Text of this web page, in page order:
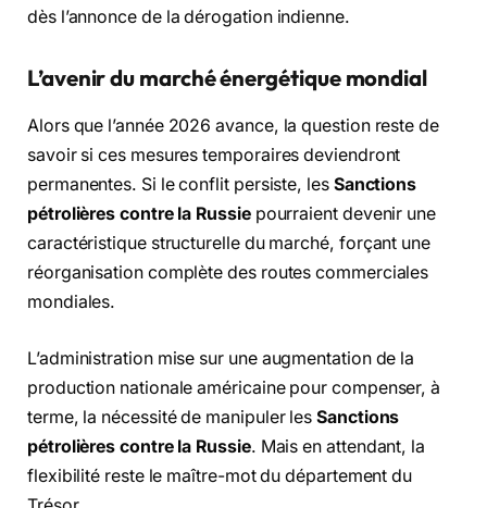
dès l’annonce de la dérogation indienne.
L’avenir du marché énergétique mondial
Alors que l’année 2026 avance, la question reste de
savoir si ces mesures temporaires deviendront
permanentes. Si le conflit persiste, les Sanctions
pétrolières contre la Russiepourraient devenir une
caractéristique structurelle du marché, forçant une
réorganisation complète des routes commerciales
mondiales.
L’administration mise sur une augmentation de la
production nationale américaine pour compenser, à
terme, la nécessité de manipuler lesSanctions
pétrolières contre la Russie. Mais en attendant, la
flexibilité reste le maître-mot du département du